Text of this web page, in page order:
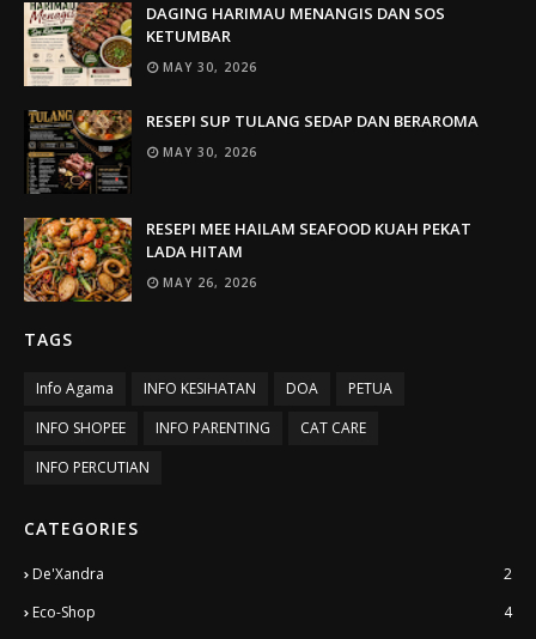
DAGING HARIMAU MENANGIS DAN SOS
KETUMBAR
MAY 30, 2026
RESEPI SUP TULANG SEDAP DAN BERAROMA
MAY 30, 2026
RESEPI MEE HAILAM SEAFOOD KUAH PEKAT
LADA HITAM
MAY 26, 2026
TAGS
Info Agama INFO KESIHATAN DOA
PETUA
INFO SHOPEE
INFO PARENTING
CAT CARE
INFO PERCUTIAN
CATEGORIES
De'Xandra
2
Eco-Shop
4